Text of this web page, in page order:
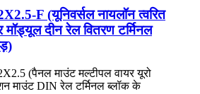
F (यूनिवर्सल नायलॉन त्वरित
दीन रेल वितरण टर्मिनल